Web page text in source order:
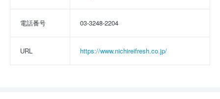
電話番号 03-3248-2204
URL https://www.nichireifresh.co.jp/